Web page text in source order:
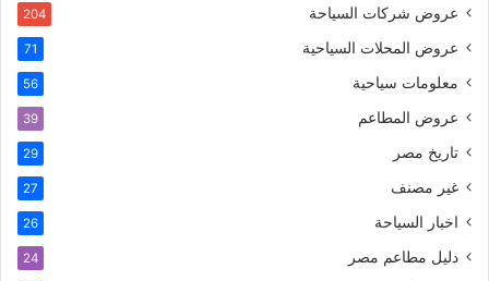
عروض شركات السياحة 204
عروض المحلات السياحية 71
معلومات سياحية 56
عروض المطاعم 39
تاريخ مصر 29
غير مصنف 27
اخبار السياحة 26
دليل مطاعم مصر 24